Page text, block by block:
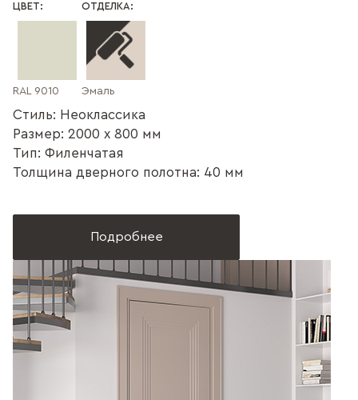
ЦВЕТ:
RAL 9010
ОТДЕЛКА:
Эмаль
Стиль: Неоклассика
Размер: 2000 x 800 мм
Тип: Филенчатая
Толщина дверного полотна: 40 мм
Подробнее